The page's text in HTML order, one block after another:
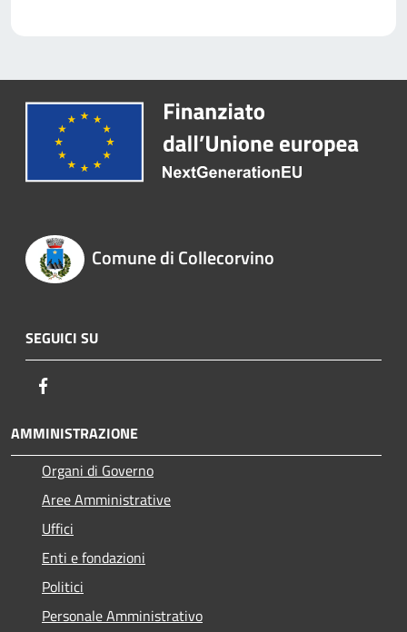
Comune di Collecorvino
SEGUICI SU
AMMINISTRAZIONE
Organi di Governo
Aree Amministrative
Uffici
Enti e fondazioni
Politici
Personale Amministrativo